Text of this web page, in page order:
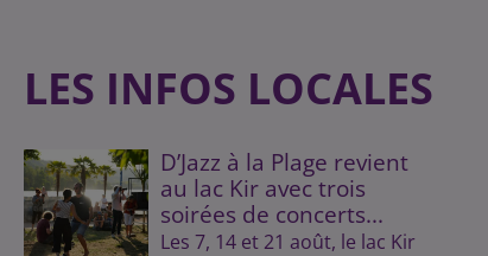
LES INFOS LOCALES
D’Jazz à la Plage revient
au lac Kir avec trois
soirées de concerts...
Les 7, 14 et 21 août, le lac Kir